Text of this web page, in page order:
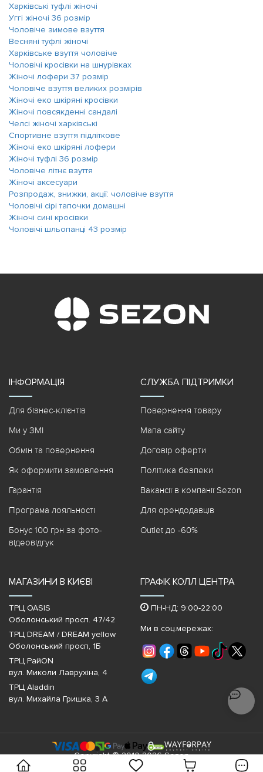
Харківські туфлі жіночі
Уггі жіночі 36 розмір
Чоловіче зимове взуття
Весняні туфлі жіночі
Харківське взуття чоловіче
Чоловічі кросівки на шнурівках
Жіночі лофери 37 розмір
Чоловіче взуття великих розмірів
Жіночі еко шкіряні кросівки
Жіночі повсякденні сандалі
Челсі жіночі харківські
Спортивне взуття підліткове
Жіночі еко шкіряні лофери
Жіночі туфлі 36 розмір
Чоловіче літнє взуття
Жіночі аксесуари
Розпродаж, знижки, акції: чоловіче взуття
Чоловічі сірі тапочки домашні
Жіночі сині кросівки
Чоловічі шльопанці 43 розмір
ІНФОРМАЦІЯ
Для бізнес-клієнтів
Ми у ЗМІ
Обмін та повернення
Як оформити замовлення
Гарантія
Програма лояльності
Бонус 100 грн за фото-
відеовідгук
СЛУЖБА ПІДТРИМКИ
Повернення товару
Мапа сайту
Договір оферти
Політика безпеки
Вакансії в компанії Sezon
Для орендодавців
Outlet до -60%
МАГАЗИНИ В КИЄВІ
ТРЦ OASIS
Оболонський просп. 47/42
ТРЦ DREAM / DREAM yellow
Оболонський просп, 1Б
ТРЦ РайON
вул. Миколи Лаврухіна, 4
ТРЦ Aladdin
вул. Михайла Гришка, 3 А
ГРАФІК КОЛЛ ЦЕНТРА
ПН-НД: 9:00-22:00
Ми в соц.мережах:
Copyright © 2010-2026 Sezon